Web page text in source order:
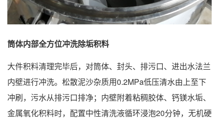
筒体内部全方位冲洗除垢积料
大件积料清理完毕后，对筒体、封头、排污口、进出水法兰
内壁进行冲洗。松散泥沙杂质用0.2MPa低压清水由上至下
冲刷，污水从排污口排净；内壁附着粘稠胶体、钙镁水垢、
金属氧化积料时，配置中性清洗液循环浸泡20分钟，无机硬